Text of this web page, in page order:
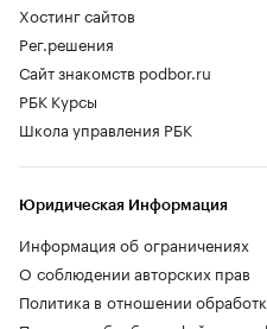
Хостинг сайтов
Рег.решения
Сайт знакомств podbor.ru
РБК Курсы
Школа управления РБК
Юридическая Информация
Информация об ограничениях
О соблюдении авторских прав
Политика в отношении